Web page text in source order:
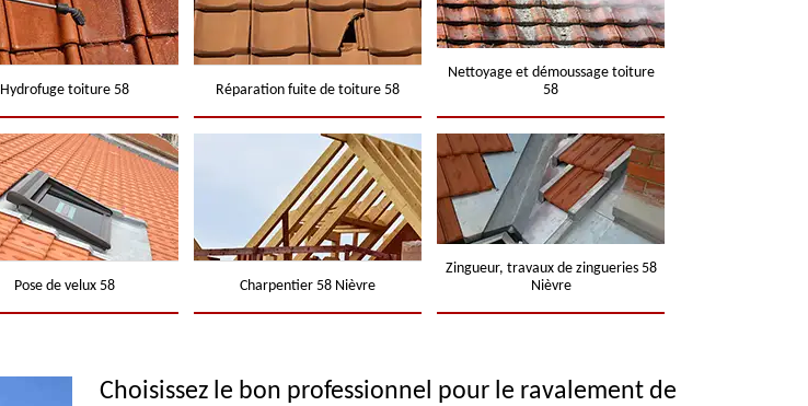
Hydrofuge toiture 58 Réparation fuite de toiture 58
Nettoyage et démoussage toiture
58
Pose de velux 58 Charpentier 58 Nièvre
Zingueur, travaux de zingueries 58
Nièvre
Choisissez le bon professionnel pour le ravalement de